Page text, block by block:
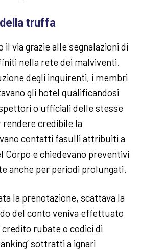
truffa
il via grazie alle segnalazioni di
nella rete dei malviventi.
degli inquirenti, i membri
gli hotel qualificandosi
o ufficiali delle stesse
rendere credibile la
contatti fasulli attribuiti a
e chiedevano preventivi
anche per periodi prolungati.
la prenotazione, scattava la
del conto veniva effettuato
rubate o codici di
sottratti a ignari